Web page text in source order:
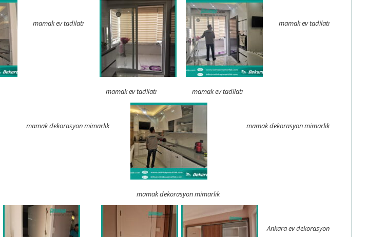
mamak ev tadilatı
mamak ev tadilatı mamak ev tadilatı
mamak ev tadilatı
mamak dekorasyon mimarlık
mamak dekorasyon mimarlık
mamak dekorasyon mimarlık
Ankara ev dekorasyon